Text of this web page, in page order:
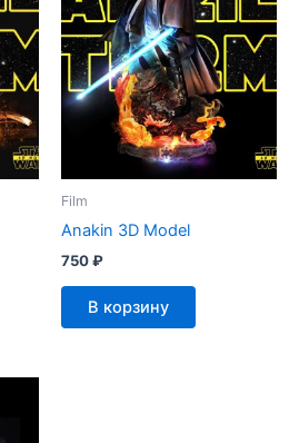
Film
Anakin 3D Model
750₽
В корзину